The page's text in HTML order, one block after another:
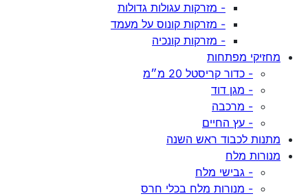
- מזרקות עגולות גדולות
- מזרקות קונוס על מעמד
- מזרקות קונכיה
מחזיקי מפתחות
- כדור קריסטל 20 מ״מ
- מגן דוד
- מרכבה
- עץ החיים
מתנות לכבוד ראש השנה
מנורות מלח
- גבישי מלח
- מנורות מלח בכלי חרס